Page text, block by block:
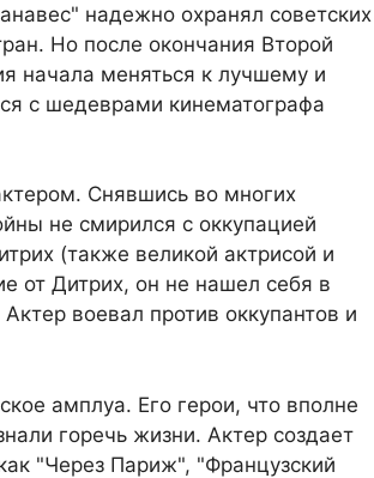
надежно охранял советских
Но после окончания Второй
начала меняться к лучшему и
с шедеврами кинематографа
Снявшись во многих
не смирился с оккупацией
(также великой актрисой и
от Дитрих, он не нашел себя в
воевал против оккупантов и
амплуа. Его герои, что вполне
горечь жизни. Актер создает
"Через Париж", "Французский